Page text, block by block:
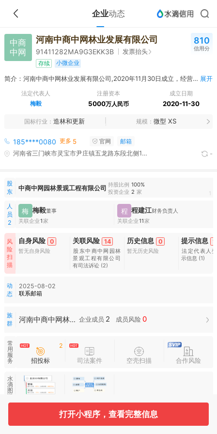
企业动态
中商
中网
河南中商中网林业发展有限公司
91411282MA9G3EKK3B 发票抬头
存续 小微企业
810
信用分
简介：河南中商中网林业发展有限公司,2020年11月30日成立，经营范围包括许可项目：木材采运；旅游业务；建设工程设计；房屋建筑和市政基础设施项目工程总承包（依法须经批准的项目，经相关部门批准后方可开展经营活动，具体经营项目以相关部门批准文件或许可证件为准）一般项目：人工造林；森林经营和管护；森林改培；树木种植经营；畜牧渔业饲料销售；林业产品销售；农副产品销售；木材销售；对外承包工程；园林绿化工程施工；普通货物仓储服务（不含危险化学品等需许可审批的项目）；低温仓储（不含危险化学品等需许可审批的项目）；中草药种植；林业有害生物防治服务；智能农业管理；规划设计管理；土地整治服务；城市公园管理；游览景区管理；园区管理服务；休闲观光活动（除依法须经批准的项目外，凭营业执照依法自主开展经营活动） 展开
法定代表人
梅毅
注册资本
5000万人民币
成立日期
2020-11-30
国标行业 造林和更新 规模 微型 XS
185****0080 更多 5 官网 邮箱
河南省三门峡市灵宝市尹庄镇五龙路东段北侧1幢3层313 -
股
东
中商中网园林景观工程有限公司 持股比例 100%
投资企业 2 家 1
人
员
2
梅 梅毅董事
关联企业1家
程 程建江财务负责人
关联企业11家
风
险
扫
描
自身风险 0
暂无自身风险
关联风险 14
股东中商中网园林
景观工程有限公司
有司法诉讼 (2)
历史信息 0
暂无历史风险
提示信息
法定代表人
示信息 (1)
动
态
2025-08-02
联系邮箱
族
群
河南中商中网林业发展有限公司族群 企业成员 2 成员风险 0
常
用
服
务
2
招投标 司法案件 空壳扫描 合作风险
水
滴
图
谱
基本信息 收起
打开小程序，查看完整信息